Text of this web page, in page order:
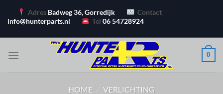
naar
Adres Badweg 36, Gorredijk
Contact
info@hunterparts.nl
Tel06 54728924
0
HOME / VERLICHTING